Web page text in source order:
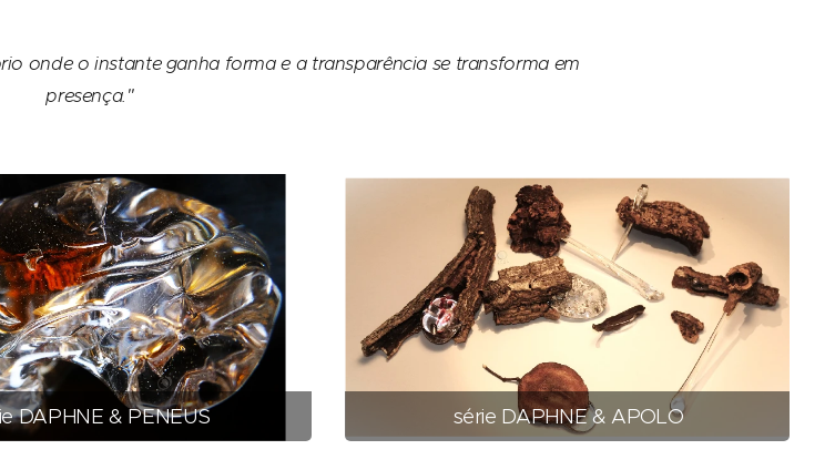
onde o instante ganha forma e a transparência se transforma em
presença."
DAPHNE & PENEUS série DAPHNE & APOLO